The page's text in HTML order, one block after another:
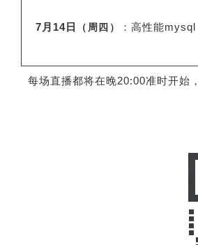
7月14日 （周四） ：高性能
每场直播都将在晚20:00准时开始